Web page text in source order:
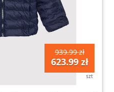
939.99 zł
623.99 zł
szt